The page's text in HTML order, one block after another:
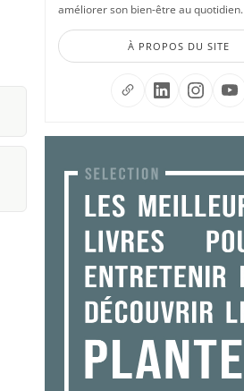
améliorer son bien-être au quotidien.
À PROPOS DU SITE